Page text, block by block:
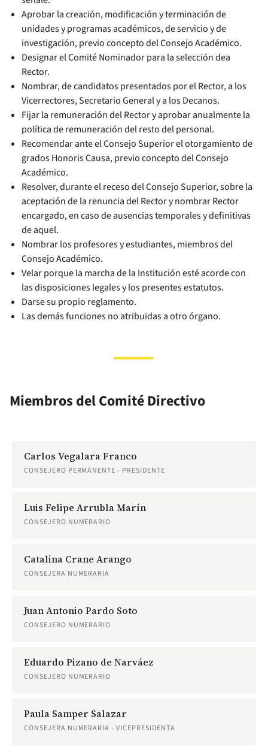
Aprobar la creación, modificación y terminación de
unidades y programas académicos, de servicio y de
investigación, previo concepto del Consejo Académico.
Designar el Comité Nominador para la selección dea
Rector.
Nombrar, de candidatos presentados por el Rector, a los
Vicerrectores, Secretario General y a los Decanos.
Fijar la remuneración del Rector y aprobar anualmente la
política de remuneración del resto del personal.
Recomendar ante el Consejo Superior el otorgamiento de
grados Honoris Causa, previo concepto del Consejo
Académico.
Resolver, durante el receso del Consejo Superior, sobre la
aceptación de la renuncia del Rector y nombrar Rector
encargado, en caso de ausencias temporales y definitivas
de aquel.
Nombrar los profesores y estudiantes, miembros del
Consejo Académico.
Velar porque la marcha de la Institución esté acorde con
las disposiciones legales y los presentes estatutos.
Darse su propio reglamento.
Las demás funciones no atribuidas a otro órgano.
Miembros del Comité Directivo
Carlos Vegalara Franco
CONSEJERO PERMANENTE - PRESIDENTE
Luis Felipe Arrubla Marín
CONSEJERO NUMERARIO
Catalina Crane Arango
CONSEJERA NUMERARIA
Juan Antonio Pardo Soto
CONSEJERO NUMERARIO
Eduardo Pizano de Narváez
CONSEJERO NUMERARIO
Paula Samper Salazar
CONSEJERA NUMERARIA - VICEPRESIDENTA